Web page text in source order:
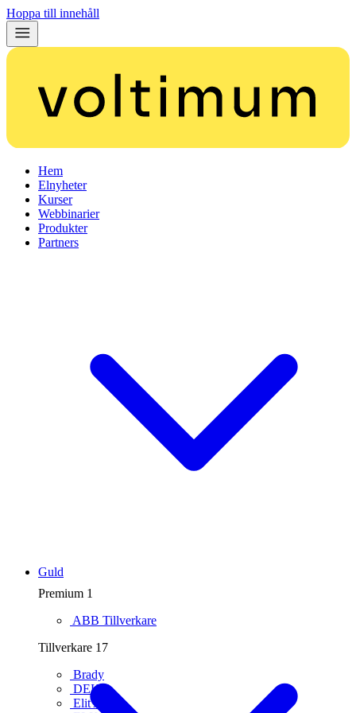
Hoppa till innehåll
Hem
Elnyheter
Kurser
Webbinarier
Produkter
Partners
Premium 1
ABB Tillverkare
Tillverkare 17
Brady
DEHN
Elit AB
Guld